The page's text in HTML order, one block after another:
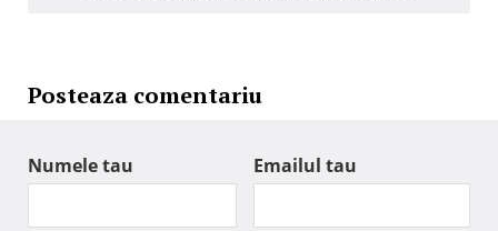
Posteaza comentariu
Numele tau Emailul tau